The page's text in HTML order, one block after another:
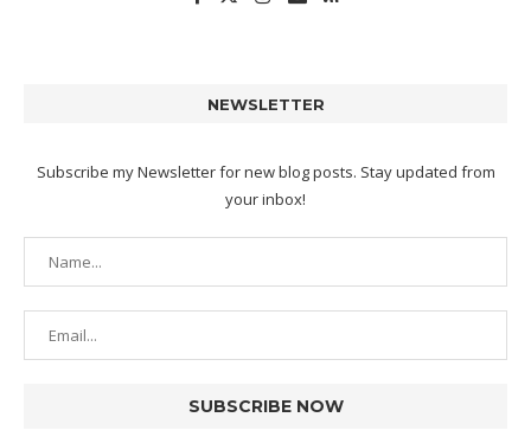
NEWSLETTER
Subscribe my Newsletter for new blog posts. Stay updated from
your inbox!